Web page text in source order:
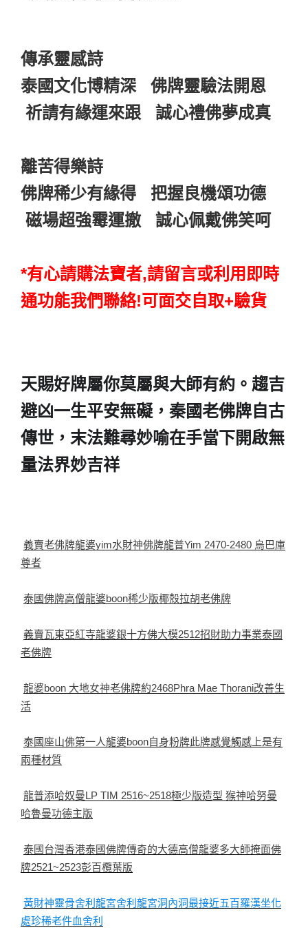
傳承靈感詩
泰國文化博精深 佛牌靈驗法開恩
祈請有緣運來跟 誠心禮佛夢成真
離苦得樂詩
佛牌稀少有緣得 把握良機頌功德
磁場超強霉運撤 誠心佩戴佛笑呵
*有心請購法寶者,請留言或利用即時
通功能我們聯絡!可面交自取+驗貨
天賜好牌屬你莫屬與大師有約。趨吉
避凶一生平安無礙，秦國老佛牌自古
傳世，末法難尋妙喻在手當下開啟無
量法界妙吉祥
義賣老佛牌龍婆yim水財神佛牌龍普Yim 2470-2480 烏巴庫
尊者
泰國佛牌高僧龍婆boon稀少版椰殼拉胡老佛牌
義賣瓦東亞紅寺龍婆銀十方佛大模2512招財助力事業泰國
老佛牌
龍婆boon 大地女神老佛牌約2468Phra Mae Thorani改善生
活
泰國座山佛第一人龍婆boon自身粉牌此牌感覺觸感上是有
兩種材質
龍普添哈奴曼LP TIM 2516~2518極少版造型 猴神哈努曼
哈魯曼功德主版
泰國台灣香港泰國佛牌傳奇的大德高僧龍婆多大師掩面佛
牌2521~2523彭百欖葉版
黃財神靈骨舍利龍宮舍利龍宮洞內洞最接近五百羅漢坐化
處珍稀老件血舍利